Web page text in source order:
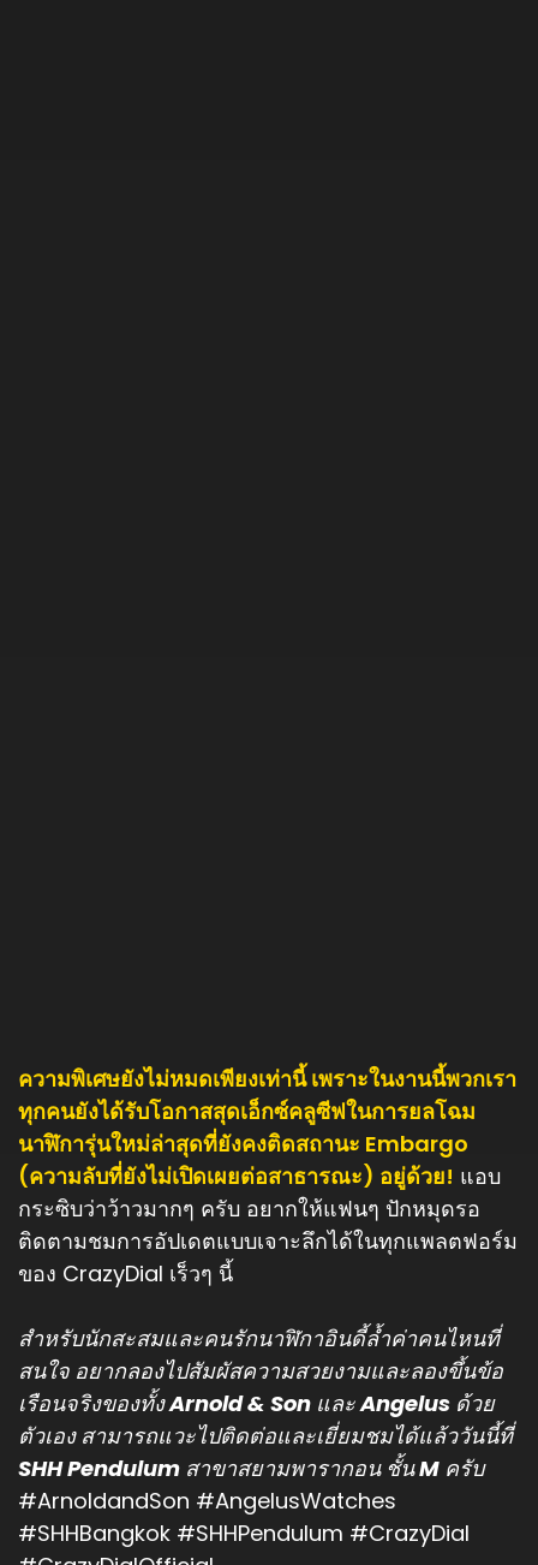
ความพิเศษยังไม่หมดเพียงเท่านี้ เพราะในงานนี้พวกเรา
ทุกคนยังได้รับโอกาสสุดเอ็กซ์คลูซีฟในการยลโฉม
นาฬิการุ่นใหม่ล่าสุดที่ยังคงติดสถานะ Embargo
(ความลับที่ยังไม่เปิดเผยต่อสาธารณะ) อยู่ด้วย! แอบ
กระซิบว่าว้าวมากๆ ครับ อยากให้แฟนๆ ปักหมุดรอ
ติดตามชมการอัปเดตแบบเจาะลึกได้ในทุกแพลตฟอร์ม
ของ CrazyDial เร็วๆ นี้
สำหรับนักสะสมและคนรักนาฬิกาอินดี้ล้ำค่าคนไหนที่
สนใจ อยากลองไปสัมผัสความสวยงามและลองขึ้นข้อ
เรือนจริงของทั้ง Arnold & Son และ Angelus ด้วย
ตัวเอง สามารถแวะไปติดต่อและเยี่ยมชมได้แล้ววันนี้ที่
SHH Pendulum สาขาสยามพารากอน ชั้น M ครับ
#ArnoldandSon #AngelusWatches
#SHHBangkok #SHHPendulum #CrazyDial